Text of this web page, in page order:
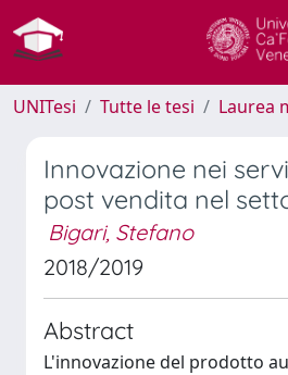
UNITesi Tutte le tesi Laurea
Innovazione nei
post vendita nel
Bigari, Stefano
2018/2019
Abstract
L'innovazione del prodotto